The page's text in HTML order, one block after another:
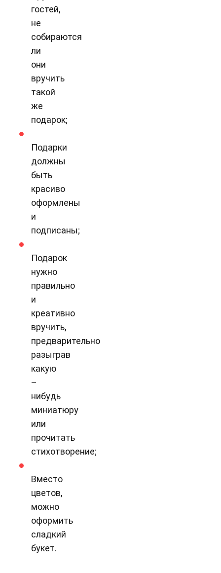
гостей,
не
собираются
ли
они
вручить
такой
же
подарок;
Подарки
должны
быть
красиво
оформлены
и
подписаны;
Подарок
нужно
правильно
и
креативно
вручить,
предварительно
разыграв
какую
–
нибудь
миниатюру
или
прочитать
стихотворение;
Вместо
цветов,
можно
оформить
сладкий
букет.